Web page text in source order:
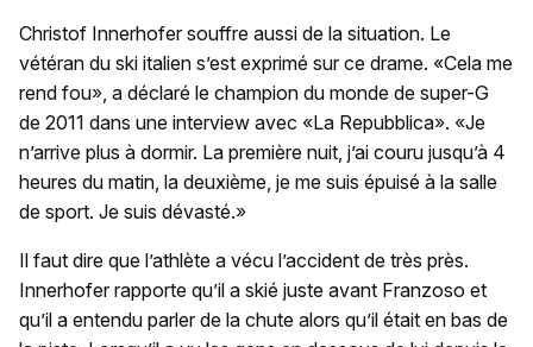
Christof Innerhofer souffre aussi de la situation. Le
vétéran du ski italien s’est exprimé sur ce drame. «Cela me
rend fou», a déclaré le champion du monde de super-G
de 2011 dans une interview avec «La Repubblica». «Je
n’arrive plus à dormir. La première nuit, j’ai couru jusqu’à 4
heures du matin, la deuxième, je me suis épuisé à la salle
de sport. Je suis dévasté.»
Il faut dire que l’athlète a vécu l’accident de très près.
Innerhofer rapporte qu’il a skié juste avant Franzoso et
qu’il a entendu parler de la chute alors qu’il était en bas de